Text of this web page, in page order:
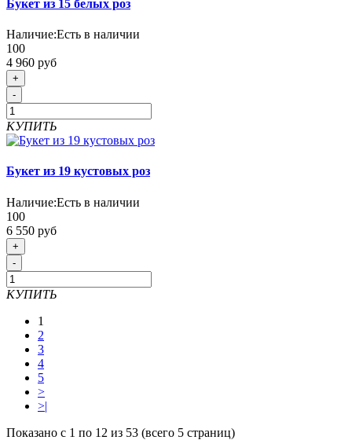
Букет из 15 белых роз
Наличие:Есть в наличии
100
4 960 руб
+
-
КУПИТЬ
Букет из 19 кустовых роз
Наличие:Есть в наличии
100
6 550 руб
+
-
КУПИТЬ
1
2
3
4
5
>
>|
Показано с 1 по 12 из 53 (всего 5 страниц)